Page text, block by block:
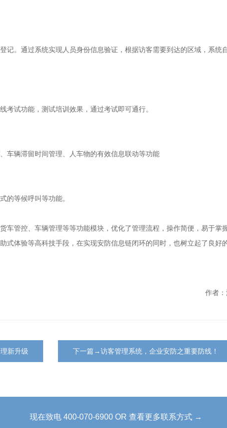
记。通过系统实现人员身份信息验证，根据访客需要到达的区域，系统
考试功能，测试培训效果，通过考试即可通行。
车辆滞留时间管理、人车物的有效信息联动等功能
的等候呼叫等功能。
车管控、车辆管理等等功能模块，优化了管理流程，操作简便，易于掌
式体验等高科技手段，在实现安防信息链闭环的同时，也树立起了良好
作者
新升级 下一篇→访客管理系统，企业安防之重要防线！
现在致电 400-070-6900 OR 查看更多联系方式 →